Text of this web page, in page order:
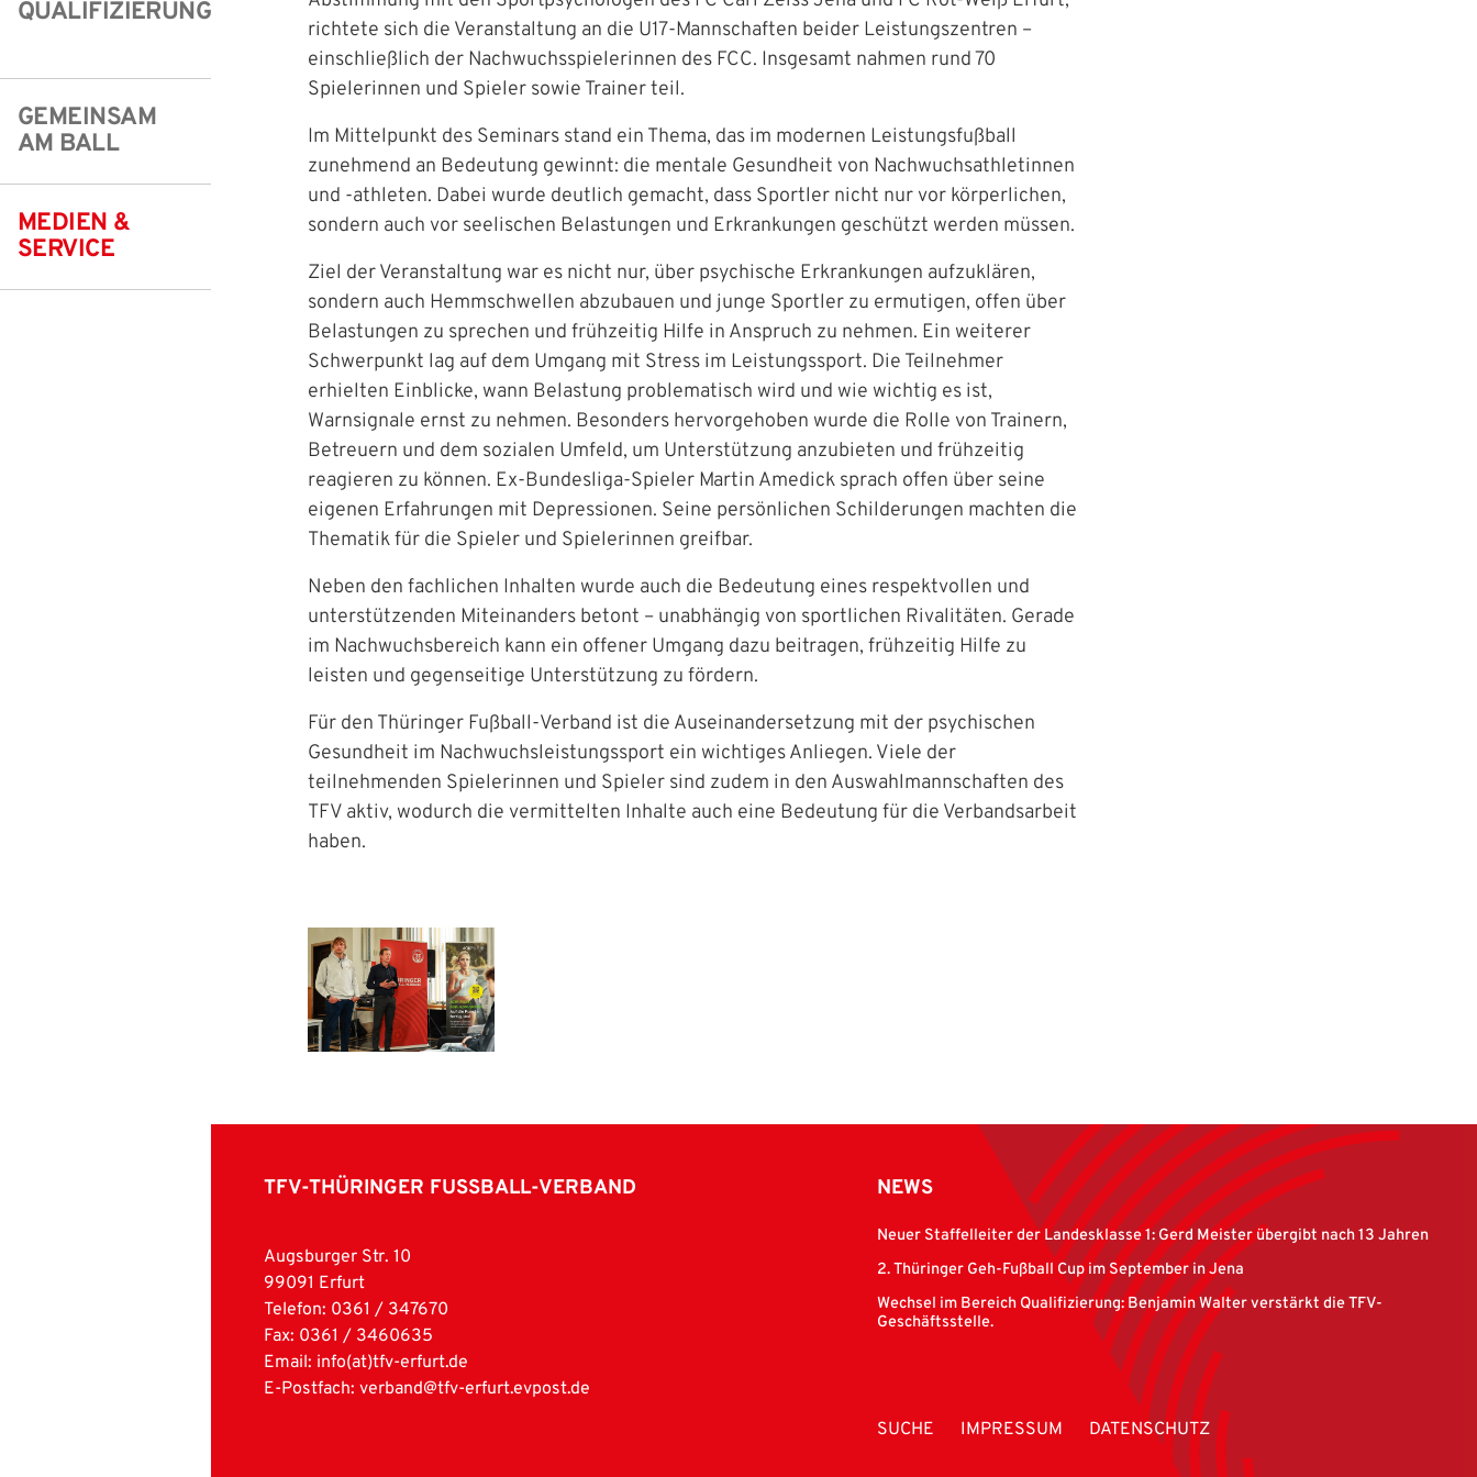
QUALIFIZIERUNG
GEMEINSAM
AM BALL
MEDIEN &
SERVICE
richtete sich die Veranstaltung an die U17‑Mannschaften beider Leistungszentren –
einschließlich der Nachwuchsspielerinnen des FCC. Insgesamt nahmen rund 70
Spielerinnen und Spieler sowie Trainer teil.
Im Mittelpunkt des Seminars stand ein Thema, das im modernen Leistungsfußball
zunehmend an Bedeutung gewinnt: die mentale Gesundheit von Nachwuchsathletinnen
und -athleten. Dabei wurde deutlich gemacht, dass Sportler nicht nur vor körperlichen,
sondern auch vor seelischen Belastungen und Erkrankungen geschützt werden müssen.
Ziel der Veranstaltung war es nicht nur, über psychische Erkrankungen aufzuklären,
sondern auch Hemmschwellen abzubauen und junge Sportler zu ermutigen, offen über
Belastungen zu sprechen und frühzeitig Hilfe in Anspruch zu nehmen. Ein weiterer
Schwerpunkt lag auf dem Umgang mit Stress im Leistungssport. Die Teilnehmer
erhielten Einblicke, wann Belastung problematisch wird und wie wichtig es ist,
Warnsignale ernst zu nehmen. Besonders hervorgehoben wurde die Rolle von Trainern,
Betreuern und dem sozialen Umfeld, um Unterstützung anzubieten und frühzeitig
reagieren zu können. Ex‑Bundesliga‑Spieler Martin Amedick sprach offen über seine
eigenen Erfahrungen mit Depressionen. Seine persönlichen Schilderungen machten die
Thematik für die Spieler und Spielerinnen greifbar.
Neben den fachlichen Inhalten wurde auch die Bedeutung eines respektvollen und
unterstützenden Miteinanders betont – unabhängig von sportlichen Rivalitäten. Gerade
im Nachwuchsbereich kann ein offener Umgang dazu beitragen, frühzeitig Hilfe zu
leisten und gegenseitige Unterstützung zu fördern.
Für den Thüringer Fußball‑Verband ist die Auseinandersetzung mit der psychischen
Gesundheit im Nachwuchsleistungssport ein wichtiges Anliegen. Viele der
teilnehmenden Spielerinnen und Spieler sind zudem in den Auswahlmannschaften des
TFV aktiv, wodurch die vermittelten Inhalte auch eine Bedeutung für die Verbandsarbeit
haben.
TFV-THÜRINGER FUSSBALL-VERBAND
Augsburger Str. 10
99091 Erfurt
Telefon: 0361 / 347670
Fax: 0361 / 3460635
Email: info(at)tfv-erfurt.de
E-Postfach: verband@tfv-erfurt.evpost.de
NEWS
Neuer Staffelleiter der Landesklasse 1: Gerd Meister übergibt nach 13 Jahren
2. Thüringer Geh-Fußball Cup im September in Jena
Wechsel im Bereich Qualifizierung: Benjamin Walter verstärkt die TFV-
Geschäftsstelle.
SUCHE IMPRESSUM DATENSCHUTZ
WEBSITE DURCHSUCHEN
IHRE LESEZEICHEN
Aktuelle Seite als Lesezeichen speichern
IHR LOGIN
Benutzeranmeldung
Bitte geben Sie Ihren Benutzernamen und Ihr Passwort ein, um sich an der Website anzumelden.
Anmelden
Benutzername:
Futsal
#siekickt
Tage des Mädchenfußballs
Länderspiele
Impressum